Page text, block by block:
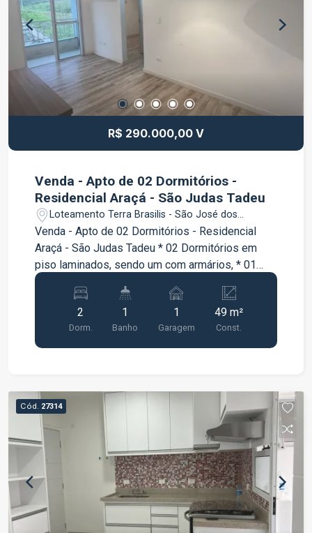
R$ 290.000,00 V
Venda - Apto de 02 Dormitórios -
Residencial Araçá - São Judas Tadeu
Loteamento Terra Brasilis - São José dos
Campos/SP
Venda - Apto de 02 Dormitórios - Residencial
Araçá - São Judas Tadeu * 02 Dormitórios em
piso laminados, sendo um com armários, * 01
Banheiro social com armários e box, * Cozinha
planejada, * Área de serviço, * Sala com sacada, *
01 vaga de garagem, * Elevador, * Lazer
completo,
2
Dorm.
1
Banho
1
Garagem
49 m²
Const.
Cód. 27314